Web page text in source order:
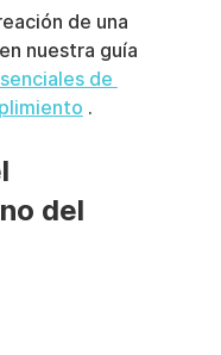
de una
nuestra guía
de
.
del